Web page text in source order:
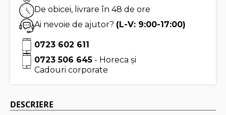
De obicei, livrare în 48 de ore
Ai nevoie de ajutor? (L-V: 9:00-17:00)
0723 602 611
0723 506 645 - Horeca și
Cadouri corporate
DESCRIERE